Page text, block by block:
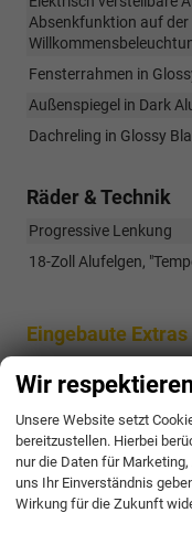
Absenkfunktion auf der
Fensterrahmen in
Außenspiegel in Dark
Dachreling in Glossy
Räder & Technik
Progressive Lenkung
18-Zoll Alufelgen,
Eingebaute Extras
Pakete
EDGE Paket:
• Alarmanlage
• Elektrische
• Kessy Advanced
• Rückfahrkamera
• Wraparound-
Wir
Unsere Website setzt
bereitzustellen. Hierbei
nur die Daten für
uns Ihr Einverständnis
Wirkung für die Zukunft